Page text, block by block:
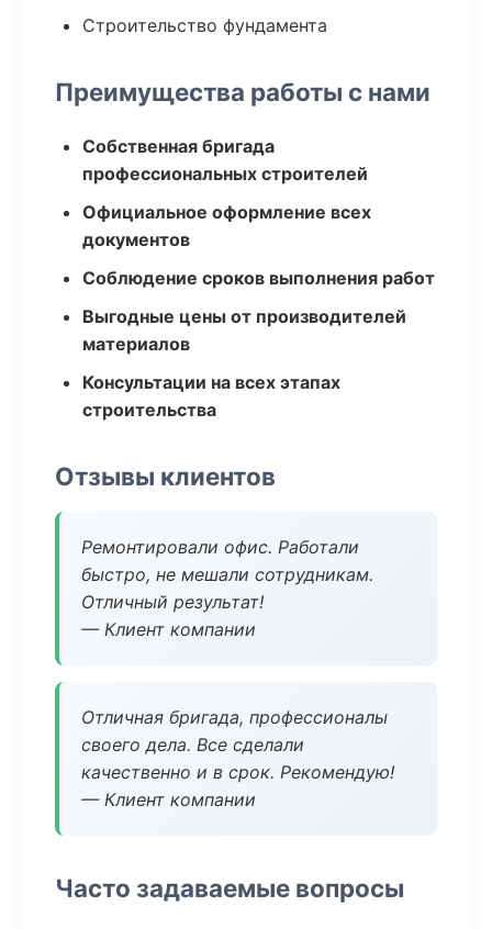
Строительство фундамента
Преимущества работы с нами
Собственная бригада
профессиональных строителей
Официальное оформление всех
документов
Соблюдение сроков выполнения работ
Выгодные цены от производителей
материалов
Консультации на всех этапах
строительства
Отзывы клиентов
Ремонтировали офис. Работали
быстро, не мешали сотрудникам.
Отличный результат!
— Клиент компании
Отличная бригада, профессионалы
своего дела. Все сделали
качественно и в срок. Рекомендую!
— Клиент компании
Часто задаваемые вопросы